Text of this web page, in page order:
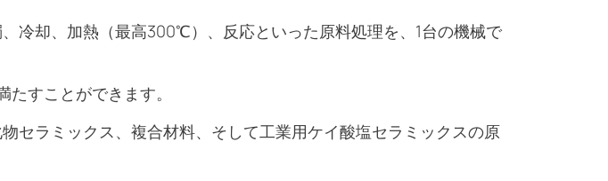
冷却、加熱（最高300℃）、反応といった原料処理を、1台の機械で
すことができます。
セラミックス、複合材料、そして工業用ケイ酸塩セラミックスの原